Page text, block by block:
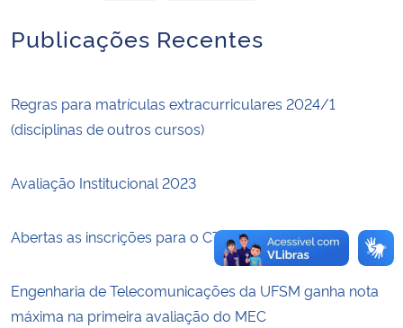
Secretaria-Geral
Banco Central do Brasil
Publicações Recentes
Regras para matrículas extracurriculares 2024/1
(disciplinas de outros cursos)
Avaliação Institucional 2023
Abertas as inscrições para o CTec TALKS!
Engenharia de Telecomunicações da UFSM ganha nota
máxima na primeira avaliação do MEC